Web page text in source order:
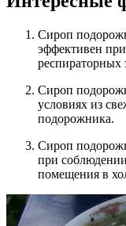
Сироп
эффективен
респираторных
Сироп
условиях из
подорожника.
Сироп
при
помещения в